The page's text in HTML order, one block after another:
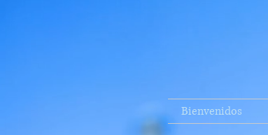
Bienvenidos